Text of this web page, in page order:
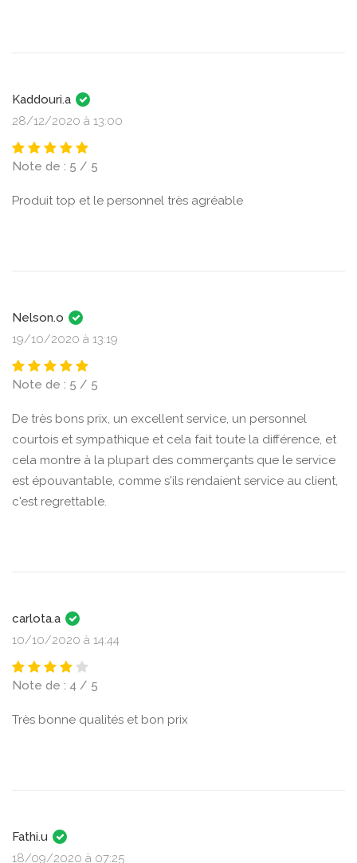
Kaddouri.a
28/12/2020 à 13:00
Note de : 5 / 5
Produit top et le personnel très agréable
Nelson.o
19/10/2020 à 13:19
Note de : 5 / 5
De très bons prix, un excellent service, un personnel
courtois et sympathique et cela fait toute la différence, et
cela montre à la plupart des commerçants que le service
est épouvantable, comme s'ils rendaient service au client,
c'est regrettable.
carlota.a
10/10/2020 à 14:44
Note de : 4 / 5
Très bonne qualités et bon prix
Fathi.u
18/09/2020 à 07:25